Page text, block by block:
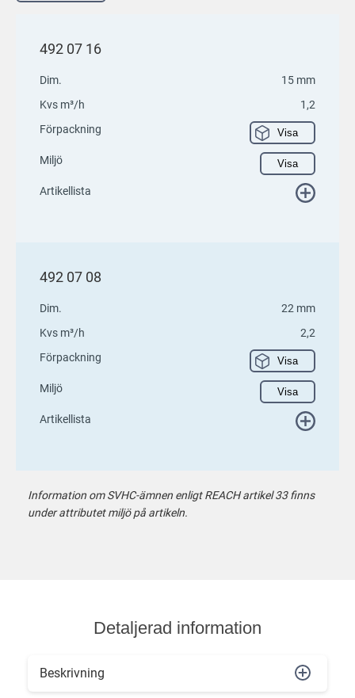
492 07 16
Dim.
15 mm
Kvs m³/h
1,2
Förpackning
Visa
Miljö Visa
Artikellista
492 07 08
Dim.
22 mm
Kvs m³/h
2,2
Förpackning
Visa
Miljö Visa
Artikellista
Information om SVHC-ämnen enligt REACH artikel 33 finns
under attributet miljö på artikeln.
Detaljerad information
Beskrivning